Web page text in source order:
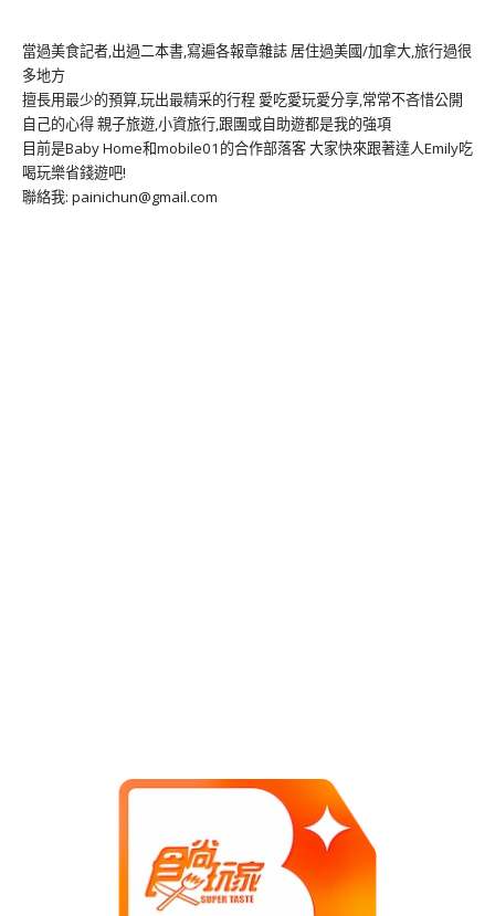
當過美食記者,出過二本書,寫遍各報章雜誌 居住過美國/加拿大,旅行過很
多地方
擅長用最少的預算,玩出最精采的行程 愛吃愛玩愛分享,常常不吝惜公開
自己的心得 親子旅遊,小資旅行,跟團或自助遊都是我的強項
目前是Baby Home和mobile01的合作部落客 大家快來跟著達人Emily吃
喝玩樂省錢遊吧!
聯絡我: painichun@gmail.com